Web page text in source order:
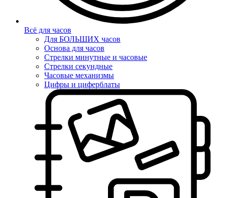
Всё для часов
Для БОЛЬШИХ часов
Основа для часов
Стрелки минутные и часовые
Стрелки секундные
Часовые механизмы
Цифры и циферблаты